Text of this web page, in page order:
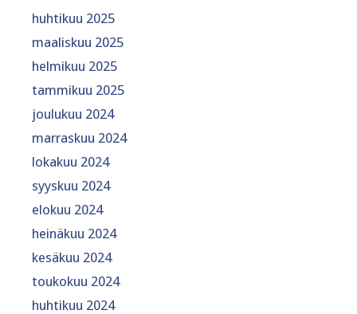
huhtikuu 2025
maaliskuu 2025
helmikuu 2025
tammikuu 2025
joulukuu 2024
marraskuu 2024
lokakuu 2024
syyskuu 2024
elokuu 2024
heinäkuu 2024
kesäkuu 2024
toukokuu 2024
huhtikuu 2024